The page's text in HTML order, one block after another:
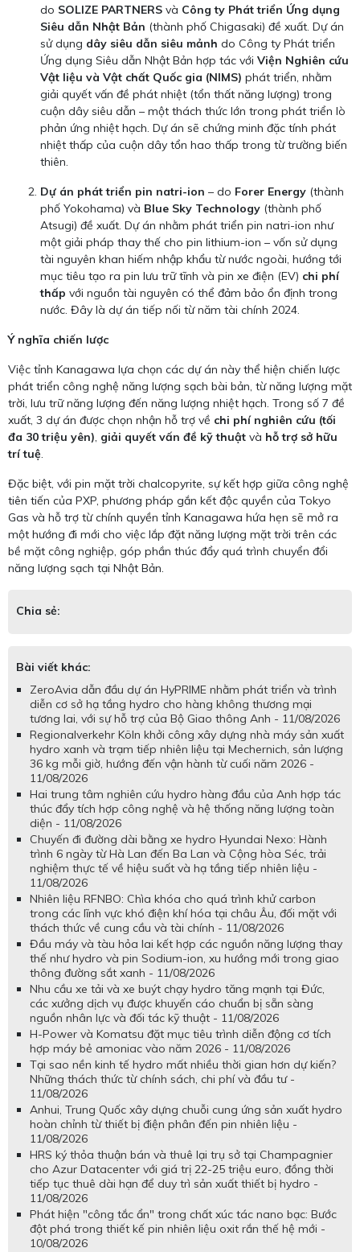
do SOLIZE PARTNERS và Công ty Phát triển Ứng dụng
Siêu dẫn Nhật Bản (thành phố Chigasaki) đề xuất. Dự án
sử dụng dây siêu dẫn siêu mảnh do Công ty Phát triển
Ứng dụng Siêu dẫn Nhật Bản hợp tác với Viện Nghiên cứu
Vật liệu và Vật chất Quốc gia (NIMS) phát triển, nhằm
giải quyết vấn đề phát nhiệt (tổn thất năng lượng) trong
cuộn dây siêu dẫn – một thách thức lớn trong phát triển lò
phản ứng nhiệt hạch. Dự án sẽ chứng minh đặc tính phát
nhiệt thấp của cuộn dây tổn hao thấp trong từ trường biến
thiên.
Dự án phát triển pin natri-ion – do Forer Energy (thành
phố Yokohama) và Blue Sky Technology (thành phố
Atsugi) đề xuất. Dự án nhằm phát triển pin natri-ion như
một giải pháp thay thế cho pin lithium-ion – vốn sử dụng
tài nguyên khan hiếm nhập khẩu từ nước ngoài, hướng tới
mục tiêu tạo ra pin lưu trữ tĩnh và pin xe điện (EV) chi phí
thấp với nguồn tài nguyên có thể đảm bảo ổn định trong
nước. Đây là dự án tiếp nối từ năm tài chính 2024.
Ý nghĩa chiến lược
Việc tỉnh Kanagawa lựa chọn các dự án này thể hiện chiến lược
phát triển công nghệ năng lượng sạch bài bản, từ năng lượng mặt
trời, lưu trữ năng lượng đến năng lượng nhiệt hạch. Trong số 7 đề
xuất, 3 dự án được chọn nhận hỗ trợ về chi phí nghiên cứu (tối
đa 30 triệu yên), giải quyết vấn đề kỹ thuật và hỗ trợ sở hữu
trí tuệ.
Đặc biệt, với pin mặt trời chalcopyrite, sự kết hợp giữa công nghệ
tiên tiến của PXP, phương pháp gắn kết độc quyền của Tokyo
Gas và hỗ trợ từ chính quyền tỉnh Kanagawa hứa hẹn sẽ mở ra
một hướng đi mới cho việc lắp đặt năng lượng mặt trời trên các
bề mặt công nghiệp, góp phần thúc đẩy quá trình chuyển đổi
năng lượng sạch tại Nhật Bản.
Chia sẻ:
Bài viết khác:
ZeroAvia dẫn đầu dự án HyPRIME nhằm phát triển và trình
diễn cơ sở hạ tầng hydro cho hàng không thương mại
tương lai, với sự hỗ trợ của Bộ Giao thông Anh - 11/08/2026
Regionalverkehr Köln khởi công xây dựng nhà máy sản xuất
hydro xanh và trạm tiếp nhiên liệu tại Mechernich, sản lượng
36 kg mỗi giờ, hướng đến vận hành từ cuối năm 2026 -
11/08/2026
Hai trung tâm nghiên cứu hydro hàng đầu của Anh hợp tác
thúc đẩy tích hợp công nghệ và hệ thống năng lượng toàn
diện - 11/08/2026
Chuyến đi đường dài bằng xe hydro Hyundai Nexo: Hành
trình 6 ngày từ Hà Lan đến Ba Lan và Cộng hòa Séc, trải
nghiệm thực tế về hiệu suất và hạ tầng tiếp nhiên liệu -
11/08/2026
Nhiên liệu RFNBO: Chìa khóa cho quá trình khử carbon
trong các lĩnh vực khó điện khí hóa tại châu Âu, đối mặt với
thách thức về cung cầu và tài chính - 11/08/2026
Đầu máy và tàu hỏa lai kết hợp các nguồn năng lượng thay
thế như hydro và pin Sodium-ion, xu hướng mới trong giao
thông đường sắt xanh - 11/08/2026
Nhu cầu xe tải và xe buýt chạy hydro tăng mạnh tại Đức,
các xưởng dịch vụ được khuyến cáo chuẩn bị sẵn sàng
nguồn nhân lực và đối tác kỹ thuật - 11/08/2026
H-Power và Komatsu đặt mục tiêu trình diễn động cơ tích
hợp máy bẻ amoniac vào năm 2026 - 11/08/2026
Tại sao nền kinh tế hydro mất nhiều thời gian hơn dự kiến?
Những thách thức từ chính sách, chi phí và đầu tư -
11/08/2026
Anhui, Trung Quốc xây dựng chuỗi cung ứng sản xuất hydro
hoàn chỉnh từ thiết bị điện phân đến pin nhiên liệu -
11/08/2026
HRS ký thỏa thuận bán và thuê lại trụ sở tại Champagnier
cho Azur Datacenter với giá trị 22-25 triệu euro, đồng thời
tiếp tục thuê dài hạn để duy trì sản xuất thiết bị hydro -
11/08/2026
Phát hiện "công tắc ẩn" trong chất xúc tác nano bạc: Bước
đột phá trong thiết kế pin nhiên liệu oxit rắn thế hệ mới -
10/08/2026